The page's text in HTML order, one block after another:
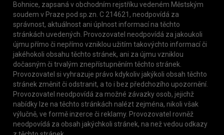
Bohnice, zapsaná v obchodním rejstříku vedeném Městským
soudem v Praze pod sp.zn. C 214621, neodpovídá za
správnost, aktuálnost ani úplnost informací na těchto
stránkách uvedených. Provozovatel neodpovídá za jakoukoli
újmu přímo či nepřímo vzniklou užitím takovýchto informací či
jakéhokoli obsahu těchto stránek, ani za újmu vzniklou
dočasným či trvalým znepřístupněním těchto stránek.
Provozovatel si vyhrazuje právo kdykoliv jakýkoli obsah těchto
stránek změnit či odstranit, a to i bez předchozího upozornění.
Provozovatel neodpovídá za možné závazky osob, jejichž
nabídky lze na těchto stránkách nalézt zejména, nikoli však
výlučně, ve formě inzerce či reklamy. Provozovatel rovněž
neodpovídá za obsah jakýchkoli stránek, na než vedou odkazy